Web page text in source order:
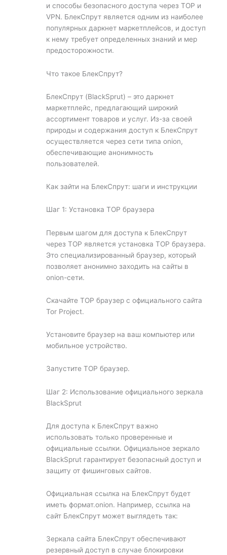
и способы безопасного доступа через ТОР и
VPN. БлекСпрут является одним из наиболее
популярных даркнет маркетплейсов, и доступ
к нему требует определенных знаний и мер
предосторожности.
Что такое БлекСпрут?
БлекСпрут (BlackSprut) – это даркнет
маркетплейс, предлагающий широкий
ассортимент товаров и услуг. Из-за своей
природы и содержания доступ к БлекСпрут
осуществляется через сети типа onion,
обеспечивающие анонимность
пользователей.
Как зайти на БлекСпрут: шаги и инструкции
Шаг 1: Установка ТОР браузера
Первым шагом для доступа к БлекСпрут
через ТОР является установка ТОР браузера.
Это специализированный браузер, который
позволяет анонимно заходить на сайты в
onion-сети.
Скачайте ТОР браузер с официального сайта
Tor Project.
Установите браузер на ваш компьютер или
мобильное устройство.
Запустите ТОР браузер.
Шаг 2: Использование официального зеркала
BlackSprut
Для доступа к БлекСпрут важно
использовать только проверенные и
официальные ссылки. Официальное зеркало
BlackSprut гарантирует безопасный доступ и
защиту от фишинговых сайтов.
Официальная ссылка на БлекСпрут будет
иметь формат.onion. Например, ссылка на
сайт БлекСпрут может выглядеть так:
Зеркала сайта БлекСпрут обеспечивают
резервный доступ в случае блокировки